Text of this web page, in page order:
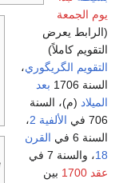
يوم الجمعة
(الرابط يعرض
التقويم كاملاً)
التقويم الگريگوري،
السنة 1706
بعد
الميلاد (م)، السنة
706 في
الألفية 2
،
السنة 6 في
القرن
18، والسنة 7 في
عقد 1700
بين